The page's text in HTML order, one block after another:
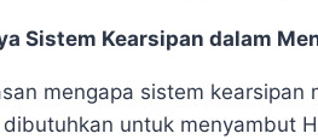
Sistem Kearsipan dalam
mengapa sistem
untuk menyambut